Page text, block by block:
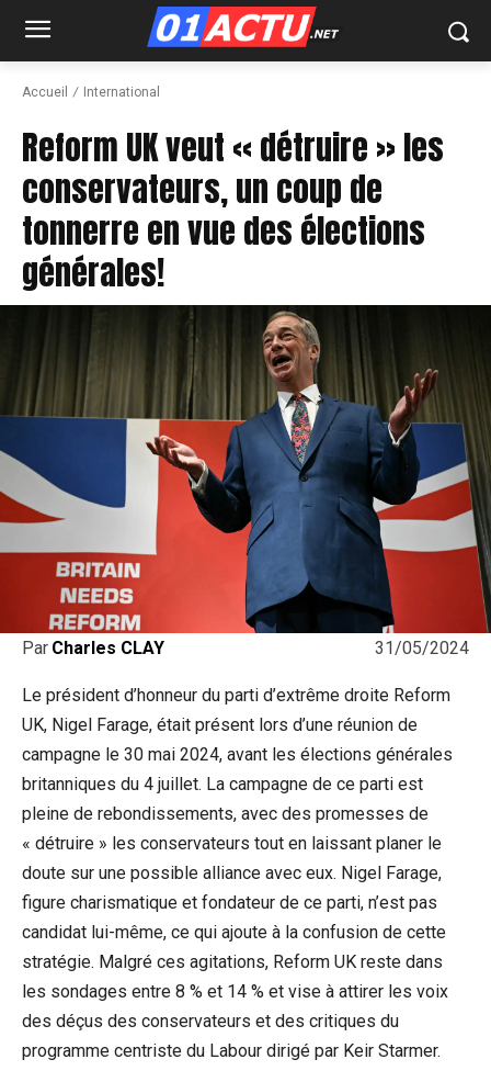
Accueil International
Reform UK veut « détruire » les
conservateurs, un coup de
tonnerre en vue des élections
générales!
31/05/2024
Par Charles CLAY
Le président d’honneur du parti d’extrême droite Reform
UK, Nigel Farage, était présent lors d’une réunion de
campagne le 30 mai 2024, avant les élections générales
britanniques du 4 juillet. La campagne de ce parti est
pleine de rebondissements, avec des promesses de
« détruire » les conservateurs tout en laissant planer le
doute sur une possible alliance avec eux. Nigel Farage,
figure charismatique et fondateur de ce parti, n’est pas
candidat lui-même, ce qui ajoute à la confusion de cette
stratégie. Malgré ces agitations, Reform UK reste dans
les sondages entre 8 % et 14 % et vise à attirer les voix
des déçus des conservateurs et des critiques du
programme centriste du Labour dirigé par Keir Starmer.